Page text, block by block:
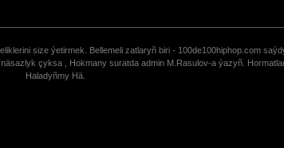
size ýetirmek. Bellemeli zatlaryñ biri - 100de100hiphop.com
çyksa , Hokmany suratda admin M.Rasulov-a ýazyñ.
Haladyñmy Hä.